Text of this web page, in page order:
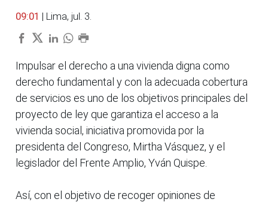
09:01 | Lima, jul. 3.
Impulsar el derecho a una vivienda digna como
derecho fundamental y con la adecuada cobertura
de servicios es uno de los objetivos principales del
proyecto de ley que garantiza el acceso a la
vivienda social, iniciativa promovida por la
presidenta del Congreso, Mirtha Vásquez, y el
legislador del Frente Amplio, Yván Quispe.
Así, con el objetivo de recoger opiniones de